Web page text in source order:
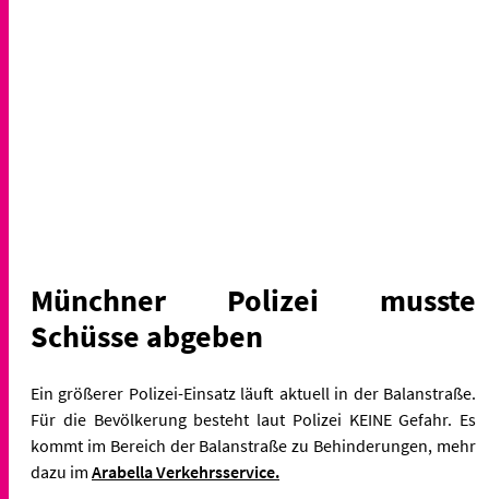
Münchner Polizei musste
Schüsse abgeben
Ein größerer Polizei-Einsatz läuft aktuell in der Balanstraße.
Für die Bevölkerung besteht laut Polizei KEINE Gefahr. Es
kommt im Bereich der Balanstraße zu Behinderungen, mehr
dazu im Arabella Verkehrsservice.